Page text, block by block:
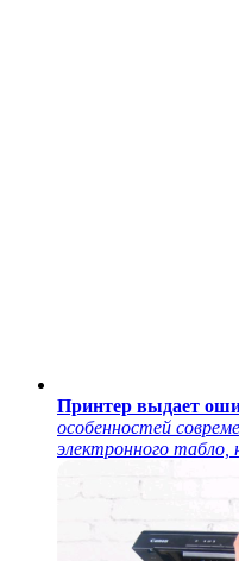
Принтер выдает
особенностей
электронного табло,